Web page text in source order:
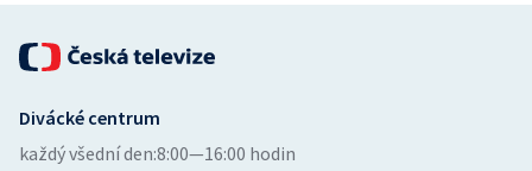
Ostatní
Divácké centrum
každý všední den:8:00—16:00 hodin